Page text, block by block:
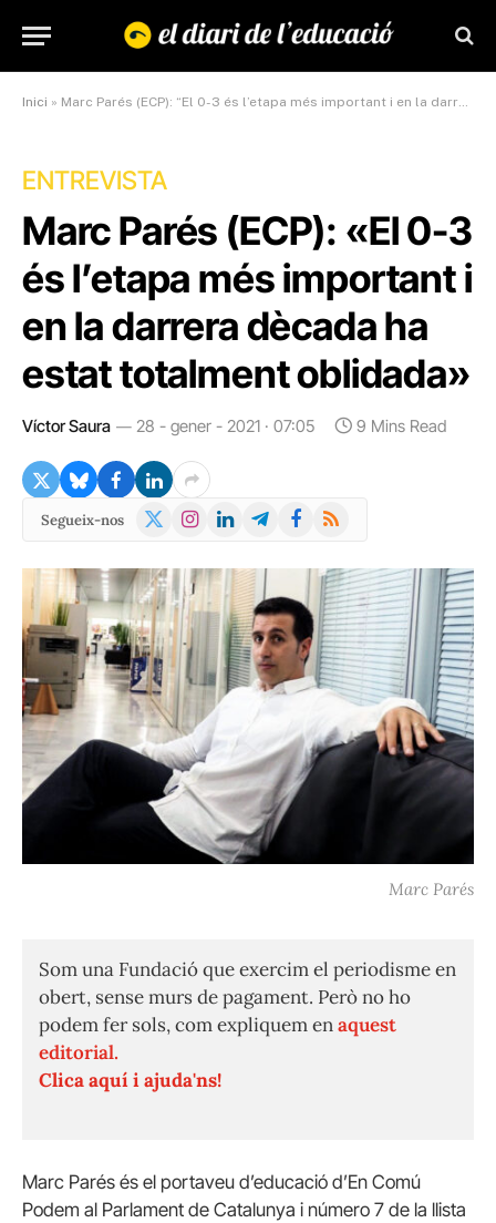
Inici » Marc Parés (ECP): “El 0-3 és l’etapa més important i en la darrera dècada ha estat totalment oblidada”
ENTREVISTA
Marc Parés (ECP): «El 0-3
és l’etapa més important i
en la darrera dècada ha
estat totalment oblidada»
Víctor Saura 28 - gener - 2021 · 07:05 9 Mins Read
Segueix-nos
X
Instagram
LinkedInTelegramFacebook
RSS
Marc Parés
Som una Fundació que exercim el periodisme en
obert, sense murs de pagament. Però no ho
podem fer sols, com expliquem enaquest
editorial.
Clica aquí i ajuda'ns!
Marc Parés és el portaveu d’educació d’En Comú
Podem al Parlament de Catalunya i número 7 de la llista